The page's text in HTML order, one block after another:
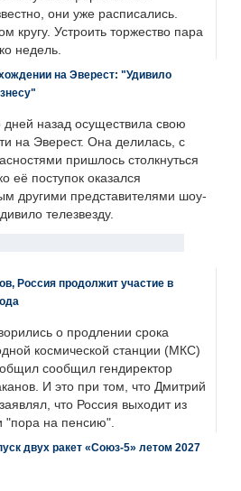
они уже расписались.
кругу. Устроить торжество пара
недель.
на Эверест: "Удивило
дней назад осуществила свою
на Эверест. Она делилась, с
пришлось столкнуться
её поступок оказался
другими представителями шоу-
телезвезду.
Россия продолжит участие в
о продлении срока
космической станции (МКС)
сообщил гендиректор
И это при том, что Дмитрий
что Россия выходит из
"пора на пенсию".
двух ракет «Союз-5» летом 2027